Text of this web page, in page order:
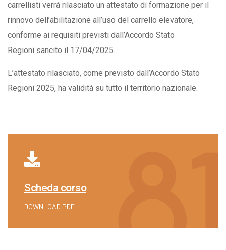
carrellisti verrà rilasciato un attestato di formazione per il
rinnovo dell’abilitazione all’uso del carrello elevatore,
conforme ai requisiti previsti dall’Accordo Stato
Regioni sancito il 17/04/2025.
L’attestato rilasciato, come previsto dall’Accordo Stato
Regioni 2025, ha validità su tutto il territorio nazionale.
Scheda corso
DOWNLOAD PDF